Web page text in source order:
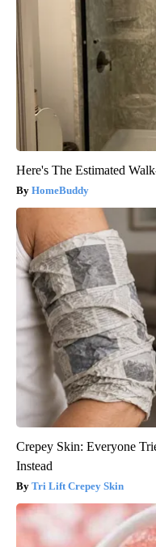
Here's The Estimated
HomeBuddy
Crepey Skin: Everyone
Instead
Tri Lift Crepey Skin